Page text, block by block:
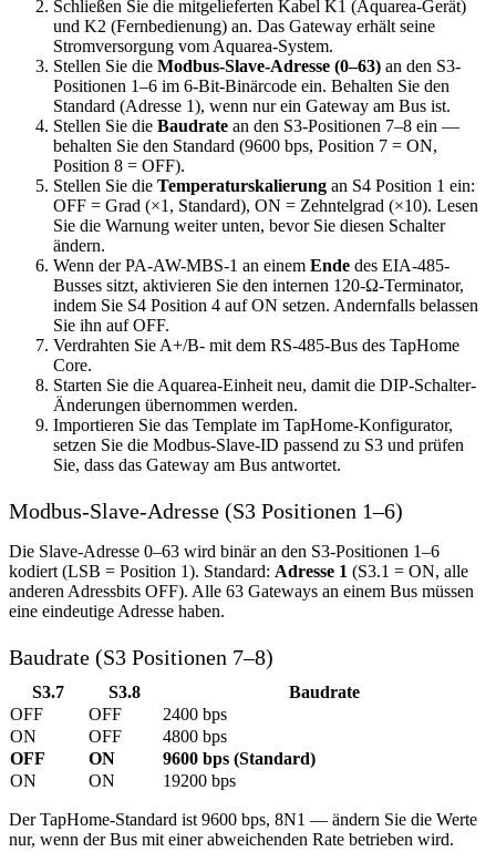
Schließen Sie die mitgelieferten Kabel K1 (Aquarea-Gerät)
und K2 (Fernbedienung) an. Das Gateway erhält seine
Stromversorgung vom Aquarea-System.
Stellen Sie die Modbus-Slave-Adresse (0–63) an den S3-
Positionen 1–6 im 6-Bit-Binärcode ein. Behalten Sie den
Standard (Adresse 1), wenn nur ein Gateway am Bus ist.
Stellen Sie die Baudrate an den S3-Positionen 7–8 ein —
behalten Sie den Standard (9600 bps, Position 7 = ON,
Position 8 = OFF).
Stellen Sie die Temperaturskalierung an S4 Position 1 ein:
OFF = Grad (×1, Standard), ON = Zehntelgrad (×10). Lesen
Sie die Warnung weiter unten, bevor Sie diesen Schalter
ändern.
Wenn der PA-AW-MBS-1 an einem Ende des EIA-485-
Busses sitzt, aktivieren Sie den internen 120-Ω-Terminator,
indem Sie S4 Position 4 auf ON setzen. Andernfalls belassen
Sie ihn auf OFF.
Verdrahten Sie A+/B- mit dem RS-485-Bus des TapHome
Core.
Starten Sie die Aquarea-Einheit neu, damit die DIP-Schalter-
Änderungen übernommen werden.
Importieren Sie das Template im TapHome-Konfigurator,
setzen Sie die Modbus-Slave-ID passend zu S3 und prüfen
Sie, dass das Gateway am Bus antwortet.
Modbus-Slave-Adresse (S3 Positionen 1–6)
Die Slave-Adresse 0–63 wird binär an den S3-Positionen 1–6
kodiert (LSB = Position 1). Standard: Adresse 1 (S3.1 = ON, alle
anderen Adressbits OFF). Alle 63 Gateways an einem Bus müssen
eine eindeutige Adresse haben.
Baudrate (S3 Positionen 7–8)
S3.7 S3.8
Baudrate
OFF
OFF
2400 bps
ON
OFF
4800 bps
OFF
ON
9600 bps (Standard)
ON
ON 19200 bps
Der TapHome-Standard ist 9600 bps, 8N1 — ändern Sie die Werte
nur, wenn der Bus mit einer abweichenden Rate betrieben wird.